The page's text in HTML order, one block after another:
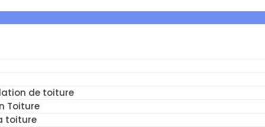
de toiture
Toiture
toiture